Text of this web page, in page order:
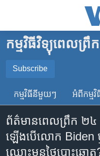
គេហទំព័រ​
ទាក់ទង
រំលង​
ទំព័រ​
ព័ត៌មាន​​
តែ​
ម្តង
កម្ពុជា
អន្តរជាតិ
ចិន
ហេឡូវីអូអេ
កម្ពុជាច្នៃប្រតិដ្ឋ
កម្មវិធីវិទ្យុពេលព្រឹក
Subscribe
កម្មវិធី​នីមួយៗ អំពី​កម្មវិ
ព័ត៌មានពេលព្រឹក ២៤
ឡើងបើលោក
ឈ្មោះមុនថ្ងៃបោះឆ្នោត